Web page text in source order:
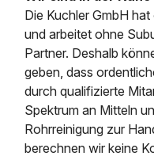
Die Kuchler GmbH
und arbeitet ohne
Partner. Deshalb
geben, dass
durch qualifizierte
Spektrum an Mitteln
Rohrreinigung zur
berechnen wir keine